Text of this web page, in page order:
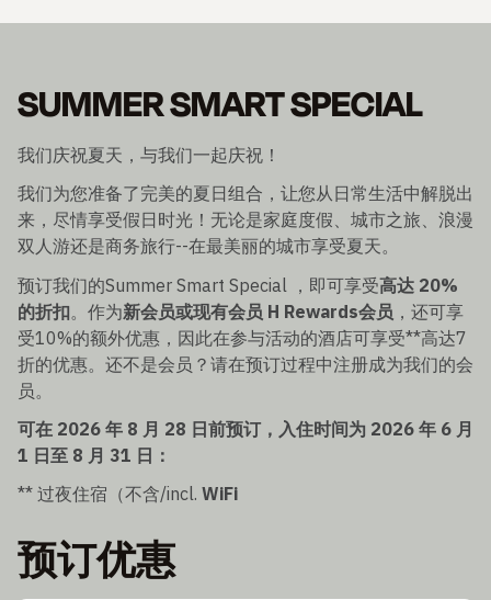
SUMMER SMART SPECIAL
我们庆祝夏天，与我们一起庆祝！
我们为您准备了完美的夏日组合，让您从日常生活中解脱出
来，尽情享受假日时光！无论是家庭度假、城市之旅、浪漫
双人游还是商务旅行--在最美丽的城市享受夏天。
预订我们的Summer Smart Special ，即可享受高达 20%
的折扣。作为新会员或现有会员 H Rewards会员 ，还可享
受10%的额外优惠，因此在参与活动的酒店可享受**高达7
折的优惠。还不是会员？请在预订过程中注册成为我们的会
员。
可在 2026 年 8 月 28 日前预订，入住时间为 2026 年 6 月
1 日至 8 月 31 日：
** 过夜住宿（不含/incl. WiFi
预订优惠